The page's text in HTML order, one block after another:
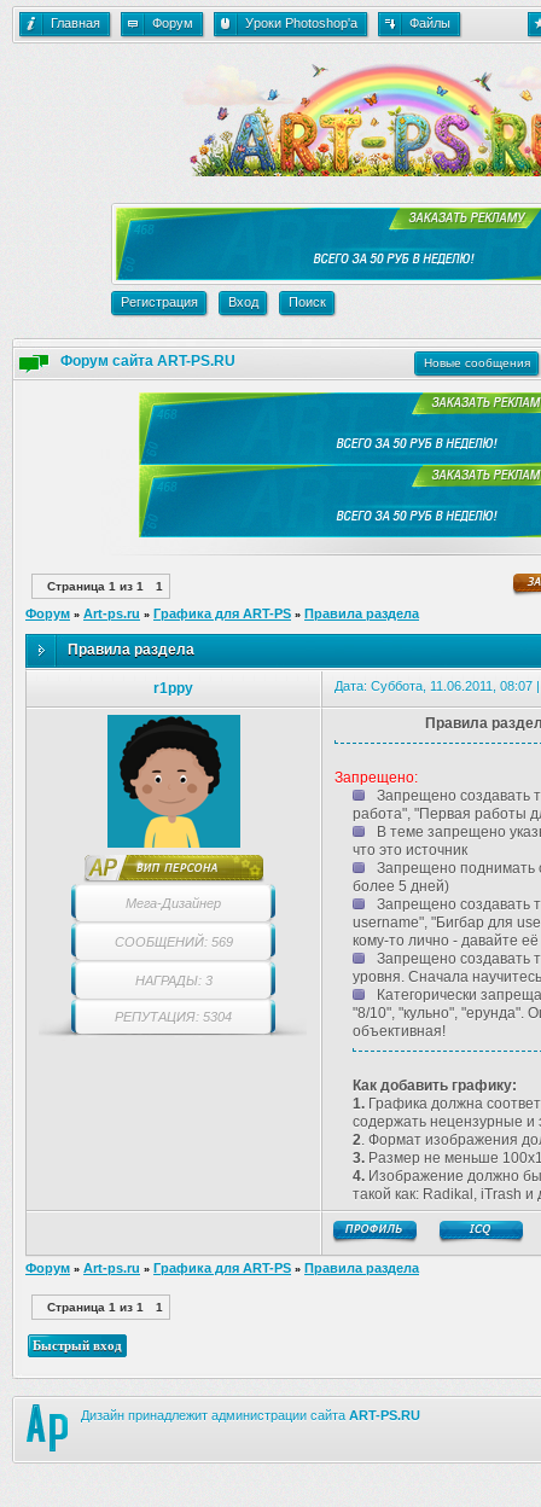
Главная Форум Уроки Photoshop'a Файлы
Регистрация Вход Поиск
Форум сайта ART-PS.RU Новые сообщения
Страница 1 из 1 1
Форум » Art-ps.ru » Графика для ART-PS » Правила раздела
Правила раздела
r1ppy Дата: Суббота, 11.06.2011,
Мега-Дизайнер
СООБЩЕНИЙ: 569
НАГРАДЫ: 3
РЕПУТАЦИЯ: 5304
Правила
Запрещено:
Запрещено создавать
работа", "Первая работы
В теме запрещено
что это источник
Запрещено поднимать
более 5 дней)
Запрещено создавать
username", "Бигбар для
кому-то лично - давайте
Запрещено создавать
уровня. Сначала
Категорически
"8/10", "кульно", "ерунда".
объективная!
Как добавить графику:
1. Графика должна
содержать нецензурные и
2. Формат изображения
3. Размер не меньше
4. Изображение должно
такой как: Radikal, iTrash и
Форум » Art-ps.ru » Графика для ART-PS » Правила раздела
Страница 1 из 1 1
Дизайн принадлежит администрации сайта ART-PS.RU